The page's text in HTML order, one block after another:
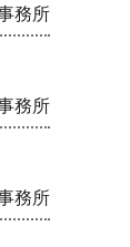
務所
務所
務所